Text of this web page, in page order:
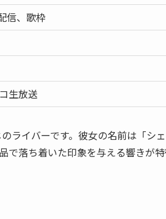
信、歌枠
生放送
ライバーです。彼女の名前は「シ
で落ち着いた印象を与える響きが